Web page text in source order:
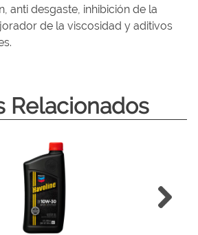
anti desgaste, inhibición de la
de la viscosidad y aditivos
Relacionados